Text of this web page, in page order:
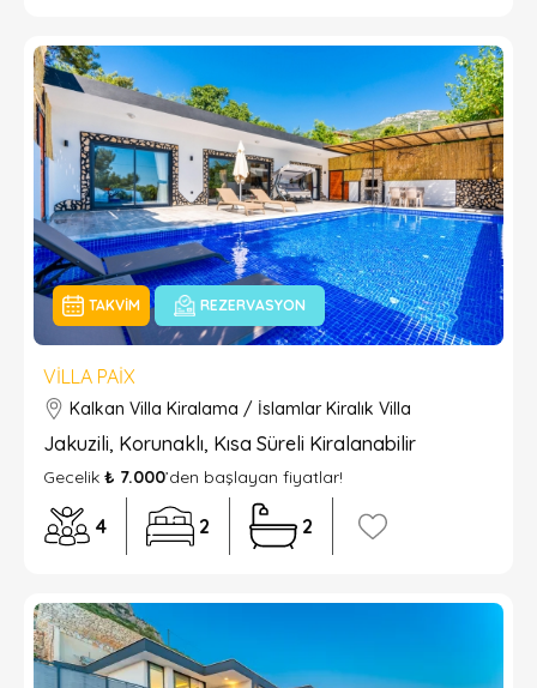
TAKVIM REZERVASYON
VILLA PAIX
Kalkan Villa Kiralama / İslamlar Kiralık Villa
Jakuzili, Korunaklı, Kısa Süreli Kiralanabilir
Gecelik ₺ 7.000’den başlayan fiyatlar!
4 2 2